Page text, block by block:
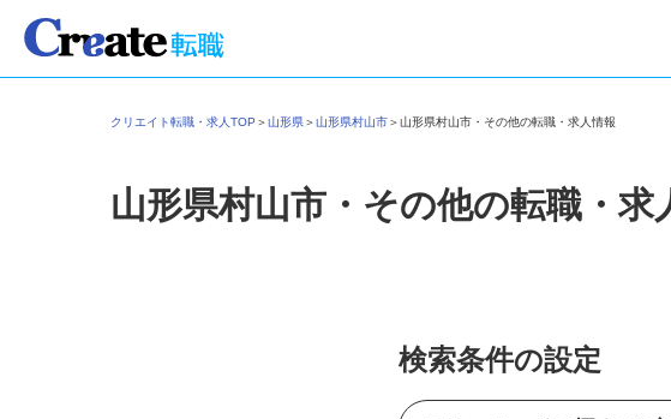
クリエイト転職・求人TOP＞山形県＞山形県村山市＞山形県村山市・その他の転職・求人情報
山形県村山市・その他の転職・求
検索条件の設定